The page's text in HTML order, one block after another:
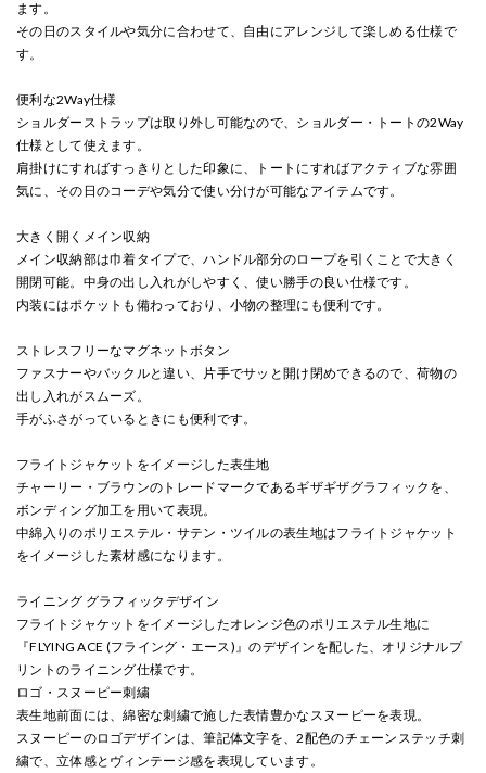
ます。
その日のスタイルや気分に合わせて、自由にアレンジして楽しめる仕様で
す。
便利な2Way仕様
ショルダーストラップは取り外し可能なので、ショルダー・トートの2Way
仕様として使えます。
肩掛けにすればすっきりとした印象に、トートにすればアクティブな雰囲
気に、その日のコーデや気分で使い分けが可能なアイテムです。
大きく開くメイン収納
メイン収納部は巾着タイプで、ハンドル部分のロープを引くことで大きく
開閉可能。中身の出し入れがしやすく、使い勝手の良い仕様です。
内装にはポケットも備わっており、小物の整理にも便利です。
ストレスフリーなマグネットボタン
ファスナーやバックルと違い、片手でサッと開け閉めできるので、荷物の
出し入れがスムーズ。
手がふさがっているときにも便利です。
フライトジャケットをイメージした表生地
チャーリー・ブラウンのトレードマークであるギザギザグラフィックを、
ボンディング加工を用いて表現。
中綿入りのポリエステル・サテン・ツイルの表生地はフライトジャケット
をイメージした素材感になります。
ライニング グラフィックデザイン
フライトジャケットをイメージしたオレンジ色のポリエステル生地に
『FLYING ACE (フライング・エース)』のデザインを配した、オリジナルプ
リントのライニング仕様です。
ロゴ・スヌーピー刺繍
表生地前面には、綿密な刺繍で施した表情豊かなスヌーピーを表現。
スヌーピーのロゴデザインは、筆記体文字を、2配色のチェーンステッチ刺
繍で、立体感とヴィンテージ感を表現しています。